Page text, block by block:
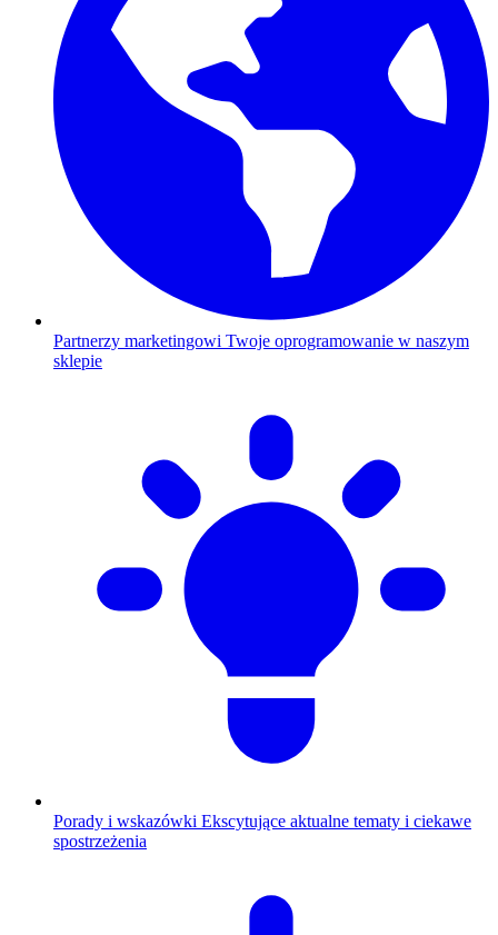
Partnerzy marketingowi Twoje oprogramowanie w naszym
sklepie
Porady i wskazówki Ekscytujące aktualne tematy i ciekawe
spostrzeżenia